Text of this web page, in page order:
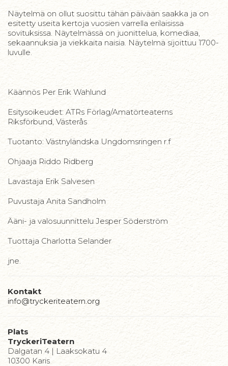
Näytelmä on ollut suosittu tähän päivään saakka ja on
esitetty useita kertoja vuosien varrella erilaisissa
sovituksissa. Näytelmässä on juonittelua, komediaa,
sekaannuksia ja viekkaita naisia. Näytelmä sijoittuu 1700-
luvulle.
Käännös Per Erik Wahlund
Esitysoikeudet: ATRs Förlag/Amatörteaterns
Riksförbund, Västerås
Tuotanto: Västnyländska Ungdomsringen r.f
Ohjaaja Riddo Ridberg
Lavastaja Erik Salvesen
Puvustaja Anita Sandholm
Ääni- ja valosuunnittelu Jesper Söderström
Tuottaja Charlotta Selander
jne.
Kontakt
info@tryckeriteatern.org
Plats
TryckeriTeatern
Dalgatan 4 | Laaksokatu 4
10300 Karis